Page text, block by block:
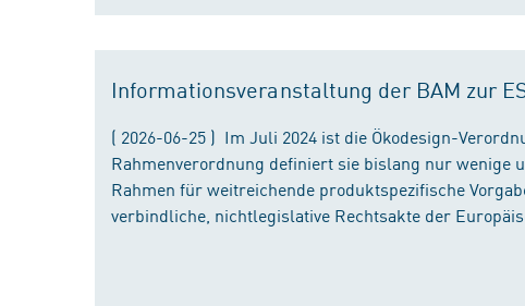
Informationsveranstaltung der BAM zur
( 2026-06-25 ) Im Juli 2024 ist die Ökodesign-
Rahmenverordnung definiert sie bislang nur wenige
Rahmen für weitreichende produktspezifische
verbindliche, nichtlegislative Rechtsakte der